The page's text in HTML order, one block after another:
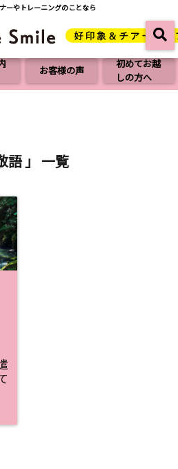
ーやトレーニングのことなら
お客様の声
初めてお越
しの方へ
語 」 一覧